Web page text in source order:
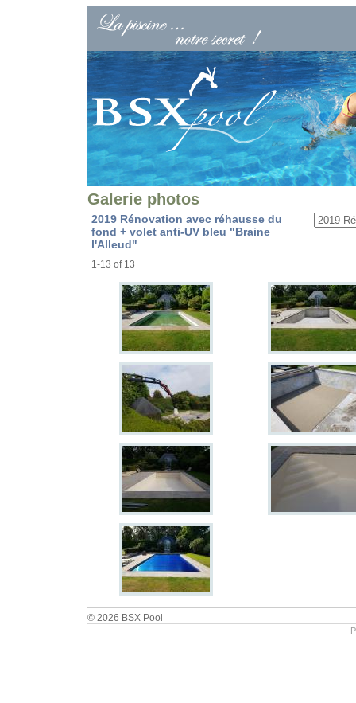
Galerie photos
2019 Rénovation avec réhausse du
fond + volet anti-UV bleu "Braine
l'Alleud"
1-13 of 13
© 2026 BSX Pool